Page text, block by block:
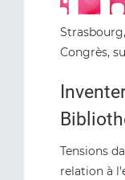
Congrès,
Tensions
relation à